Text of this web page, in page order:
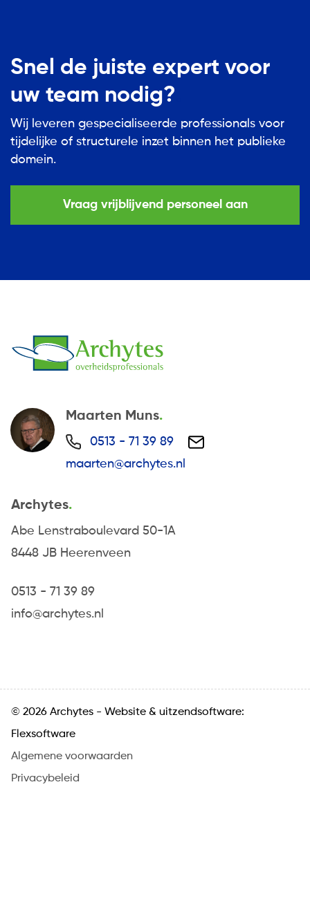
Snel de juiste expert voor
uw team nodig?
Wij leveren gespecialiseerde professionals voor
tijdelijke of structurele inzet binnen het publieke
domein.
Vraag vrijblijvend personeel aan
Maarten Muns
0513 - 71 39 89
maarten@archytes.nl
Archytes
Abe Lenstraboulevard 50-1A
8448 JB Heerenveen
0513 - 71 39 89
info@archytes.nl
© 2026 Archytes - Website & uitzendsoftware:
Flexsoftware
Algemene voorwaarden
Privacybeleid